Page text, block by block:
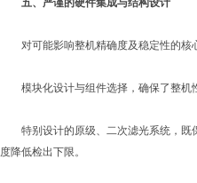
五、严谨的硬件集成与结构设计
对可能影响整机精确度及稳定性的核
模块化设计与组件选择，确保了整机
特别设计的原级、二次滤光系统，既
度降低检出下限。